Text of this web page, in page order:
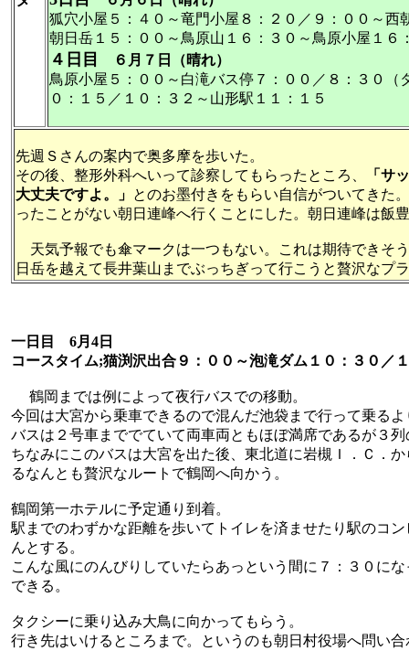
狐穴小屋５：４０～竜門小屋８：２０／９：００～
朝日岳１５：００～鳥原山１６：３０～鳥原小屋１６
４日目
６月７日（晴れ）
鳥原小屋５：００～白滝バス停７：００／８：３０
０：１５／１０：３２～山形駅１１：１５
先週Ｓさんの案内で奥多摩を歩いた。
その後、整形外科へいって診察してもらったところ、
「サ
大丈夫ですよ。」 とのお墨付きをもらい自信がついてき
ったことがない朝日連峰へ行くことにした。朝日連峰は飯
天気予報でも傘マークは一つもない。これは期待できそ
日岳を越えて長井葉山までぶっちぎって行こうと贅沢なプ
一日目 6月4日
コースタイム;猫渕沢出合９：００～泡滝ダム１０：３０／
鶴岡までは例によって夜行バスでの移動。
今回は大宮から乗車できるので混んだ池袋まで行って乗る
バスは２号車まででていて両車両ともほぼ満席であるが３
ちなみにこのバスは大宮を出た後、東北道に岩槻Ｉ．Ｃ．
るなんとも贅沢なルートで鶴岡へ向かう。
鶴岡第一ホテルに予定通り到着。
駅までのわずかな距離を歩いてトイレを済ませたり駅のコ
んとする。
こんな風にのんびりしていたらあっという間に７：３０に
できる。
タクシーに乗り込み大鳥に向かってもらう。
行き先はいけるところまで。というのも朝日村役場へ問い